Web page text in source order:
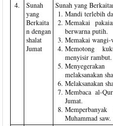
4.
Sunah
yang
Berkaita
n dengan
shalat
Jumat
Sunah yang
Mandi terlebih
Memakai
berwarna putih.
Memakai wangi-
Memotong
menyisir rambut.
melaksanakan
Melaksanakan
Membaca al-
Jumat.
Muhammad saw.